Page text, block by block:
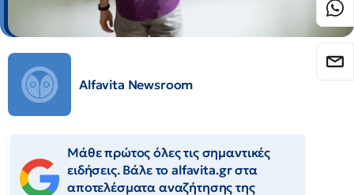
Alfavita Newsroom
Μάθε πρώτος όλες τις σημαντικές
ειδήσεις. Βάλε το alfavita.gr στα
αποτελέσματα αναζήτησης της